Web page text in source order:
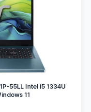
55LL Intel i5 1334U
11